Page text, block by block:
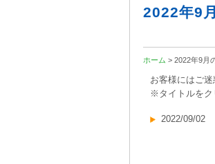
2022年9
ホーム > 2022年9月
お客様にはご
※タイトルをク
2022/09/02